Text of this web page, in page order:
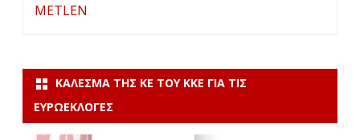
METLEN
ΚΆΛΕΣΜΑ ΤΗΣ ΚΕ ΤΟΥ ΚΚΕ ΓΙΑ ΤΙΣ
ΕΥΡΩΕΚΛΟΓΈΣ